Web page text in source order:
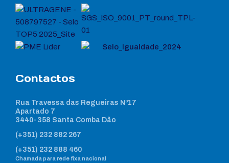
Contactos
Rua Travessa das Regueiras Nº17
Apartado 7
3440-358 Santa Comba Dão
(+351) 232 882 267
(+351) 232 888 460
Chamada para rede fixa nacional